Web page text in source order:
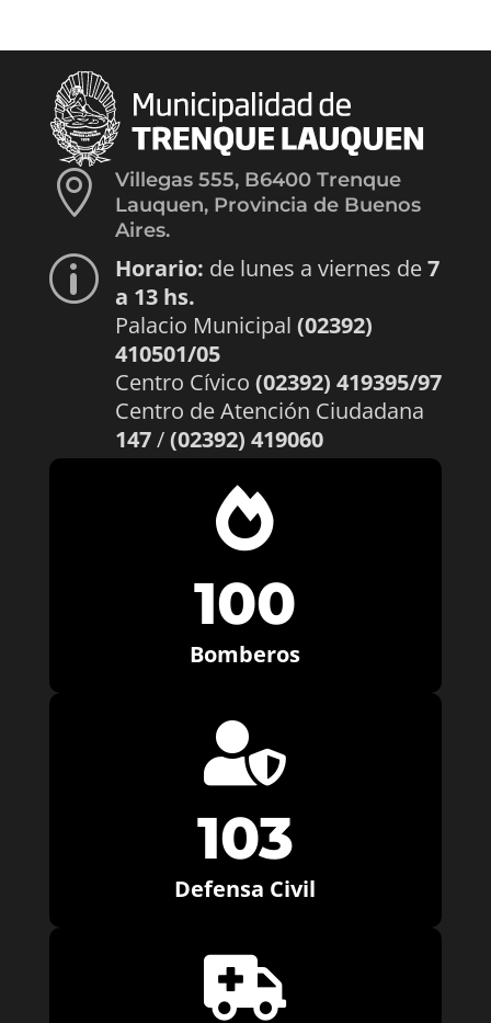

Villegas 555, B6400 Trenque
Lauquen, Provincia de Buenos
Aires.
p Horario: de lunes a viernes de7
a 13 hs.
Palacio Municipal (02392)
410501/05
Centro Cívico (02392) 419395/97
Centro de Atención Ciudadana
147/(02392) 419060

100
Bomberos

103
Defensa Civil
